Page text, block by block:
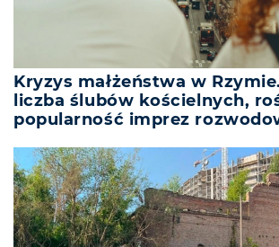
Kryzys małżeństwa w
liczba ślubów kościelnych,
popularność imprez